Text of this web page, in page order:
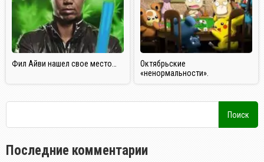
Фил Айви нашел свое место…
Октябрьские
«ненормальности».
Последние комментарии